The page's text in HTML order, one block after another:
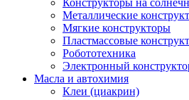
Конструкторы на
Металлические
Мягкие конструкторы
Пластмассовые
Робототехника
Электронный
Масла и автохимия
Клеи (циакрин)